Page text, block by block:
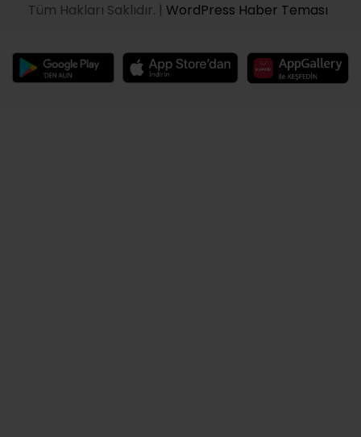
Tüm Hakları Saklıdır. | WordPress Haber Teması